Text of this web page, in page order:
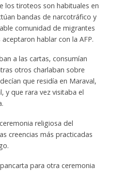
los tiroteos son habituales en
bandas de narcotráfico y
comunidad de migrantes
hablar con la AFP.
a las cartas, consumían
otros charlaban sobre
que residía en Maraval,
y que rara vez visitaba el
religiosa del
creencias más practicadas
para otra ceremonia